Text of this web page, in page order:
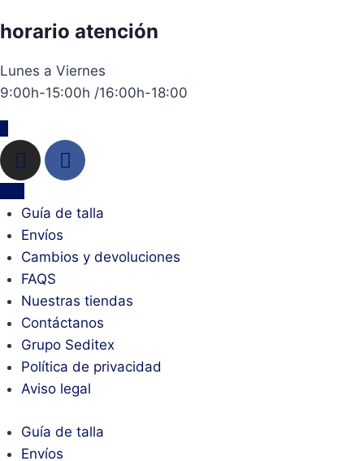
horario atención
Lunes a Viernes
9:00h-15:00h /16:00h-18:00
Guía de talla
Envíos
Cambios y devoluciones
FAQS
Nuestras tiendas
Contáctanos
Grupo Seditex
Política de privacidad
Aviso legal
Guía de talla
Envíos